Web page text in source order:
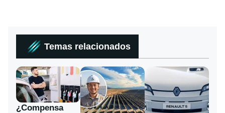
Temas relacionados
¿Compensa